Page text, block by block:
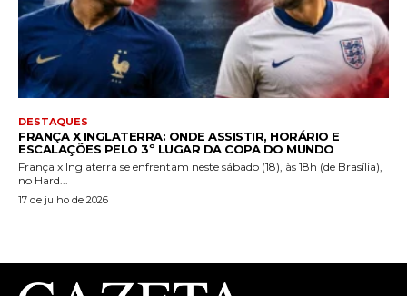
DESTAQUES
FRANÇA X INGLATERRA: ONDE ASSISTIR, HORÁRIO E
ESCALAÇÕES PELO 3º LUGAR DA COPA DO MUNDO
França x Inglaterra se enfrentam neste sábado (18), às 18h (de Brasília),
no Hard...
17 de julho de 2026